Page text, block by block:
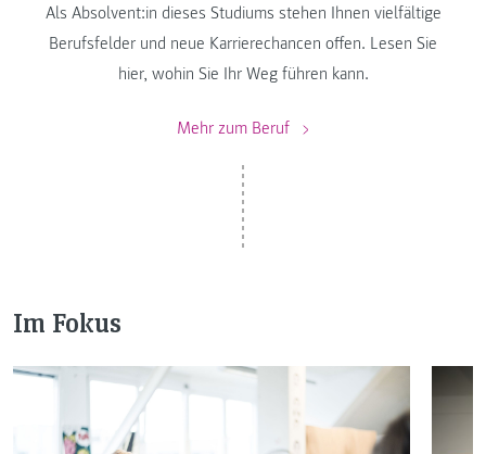
Als Absolvent:in dieses Studiums stehen Ihnen vielfältige
Berufsfelder und neue Karrierechancen offen. Lesen Sie
hier, wohin Sie Ihr Weg führen kann.
Mehr zum Beruf
Im Fokus